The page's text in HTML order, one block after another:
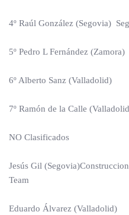
4º Raúl González (Segovia)
5º Pedro L Fernández (Zamora)
6º Alberto Sanz (Valladolid)
7º Ramón de la Calle
NO Clasificados
Jesús Gil
Team
Eduardo Álvarez (Valladolid)